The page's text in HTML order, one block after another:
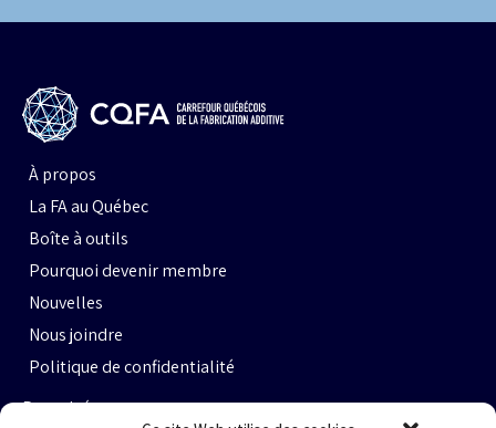
À propos
La FA au Québec
Boîte à outils
Pourquoi devenir membre
Nouvelles
Nous joindre
Politique de confidentialité
Propulsé par :